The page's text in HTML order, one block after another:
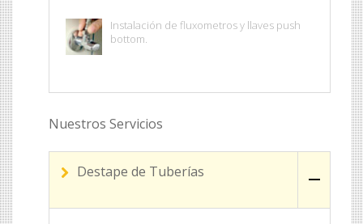
Instalación de fluxometros y llaves push
bottom.
Nuestros Servicios
Destape de Tuberías